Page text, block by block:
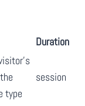
Duration
type
session